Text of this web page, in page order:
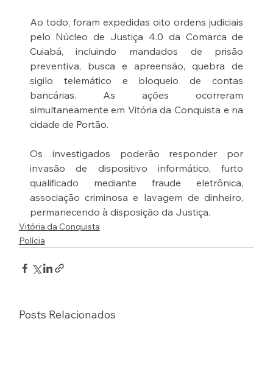
Ao todo, foram expedidas oito ordens judiciais
pelo Núcleo de Justiça 4.0 da Comarca de
Cuiabá, incluindo mandados de prisão
preventiva, busca e apreensão, quebra de
sigilo telemático e bloqueio de contas
bancárias. As ações ocorreram
simultaneamente em Vitória da Conquista e na
cidade de Portão.
Os investigados poderão responder por
invasão de dispositivo informático, furto
qualificado mediante fraude eletrônica,
associação criminosa e lavagem de dinheiro,
permanecendo à disposição da Justiça.
Vitória da Conquista
Polícia
Posts Relacionados